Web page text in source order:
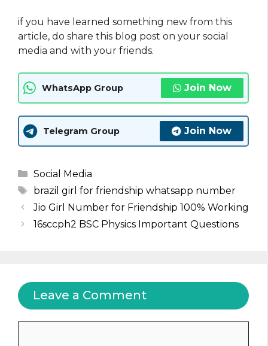
if you have learned something new from this
article, do share this blog post on your social
media and with your friends.
WhatsApp Group Join Now
Telegram Group Join Now
Categories
Social Media
Tags
brazil girl for friendship whatsapp number
Jio Girl Number for Friendship 100% Working
16sccph2 BSC Physics Important Questions
Leave a Comment